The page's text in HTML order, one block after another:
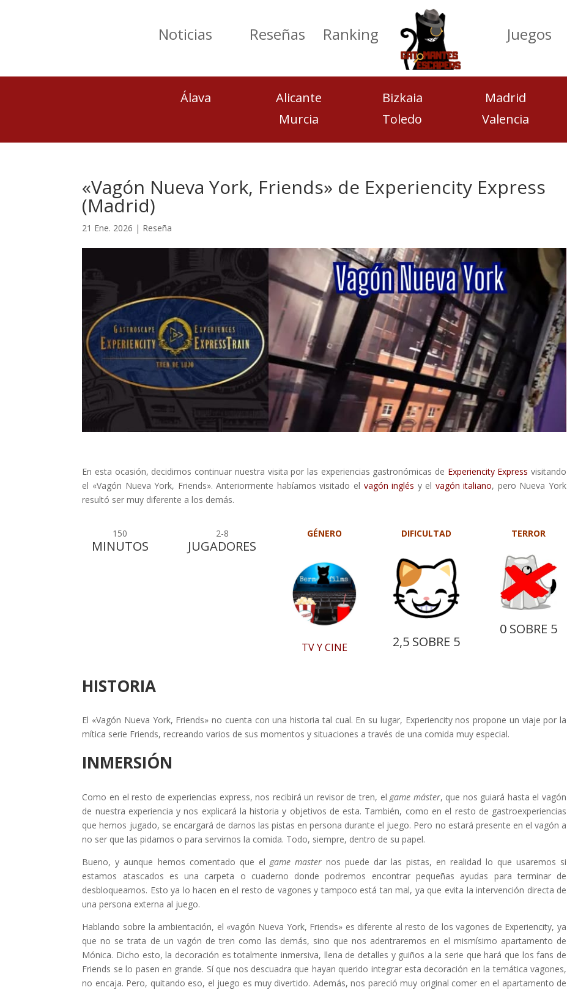
Noticias Reseñas Ranking Juegos
Álava
Alicante
Murcia
Bizkaia
Toledo
Madrid
Valencia
«Vagón Nueva York, Friends» de Experiencity Express
(Madrid)
21 Ene. 2026 | Reseña
En esta ocasión, decidimos continuar nuestra visita por las experiencias gastronómicas de Experiencity Express visitando
el «Vagón Nueva York, Friends». Anteriormente habíamos visitado el vagón inglés y el vagón italiano, pero Nueva York
resultó ser muy diferente a los demás.
150
MINUTOS
2-8
JUGADORES
GÉNERO
TV Y CINE
DIFICULTAD
2,5 SOBRE 5
TERROR
0 SOBRE 5
HISTORIA
El «Vagón Nueva York, Friends» no cuenta con una historia tal cual. En su lugar, Experiencity nos propone un viaje por la
mítica serie Friends, recreando varios de sus momentos y situaciones a través de una comida muy especial.
INMERSIÓN
Como en el resto de experiencias express, nos recibirá un revisor de tren, el game máster, que nos guiará hasta el vagón
de nuestra experiencia y nos explicará la historia y objetivos de esta. También, como en el resto de gastroexperiencias
que hemos jugado, se encargará de darnos las pistas en persona durante el juego. Pero no estará presente en el vagón a
no ser que las pidamos o para servirnos la comida. Todo, siempre, dentro de su papel.
Bueno, y aunque hemos comentado que el game masternos puede dar las pistas, en realidad lo que usaremos si
estamos atascados es una carpeta o cuaderno donde podremos encontrar pequeñas ayudas para terminar de
desbloquearnos. Esto ya lo hacen en el resto de vagones y tampoco está tan mal, ya que evita la intervención directa de
una persona externa al juego.
Hablando sobre la ambientación, el «vagón Nueva York, Friends» es diferente al resto de los vagones de Experiencity, ya
que no se trata de un vagón de tren como las demás, sino que nos adentraremos en el mismísimo apartamento de
Mónica. Dicho esto, la decoración es totalmente inmersiva, llena de detalles y guiños a la serie que hará que los fans de
Friends se lo pasen en grande. Sí que nos descuadra que hayan querido integrar esta decoración en la temática vagones,
no encaja. Pero, quitando eso, el juego es muy divertido. Además, nos pareció muy original comer en el apartamento de